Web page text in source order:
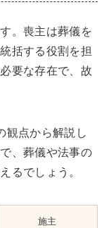
。喪主は葬儀を
括する役割を担
要な存在で、故
観点から解説し
、葬儀や法事の
るでしょう。
施主